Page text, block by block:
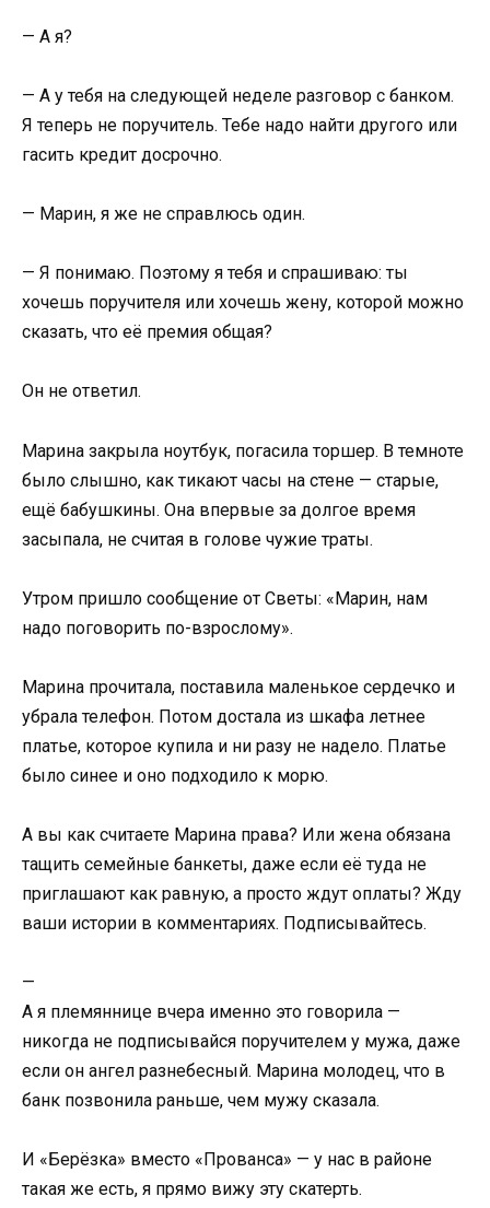
— А я?
— А у тебя на следующей неделе разговор с банком.
Я теперь не поручитель. Тебе надо найти другого или
гасить кредит досрочно.
— Марин, я же не справлюсь один.
— Я понимаю. Поэтому я тебя и спрашиваю: ты
хочешь поручителя или хочешь жену, которой можно
сказать, что её премия общая?
Он не ответил.
Марина закрыла ноутбук, погасила торшер. В темноте
было слышно, как тикают часы на стене — старые,
ещё бабушкины. Она впервые за долгое время
засыпала, не считая в голове чужие траты.
Утром пришло сообщение от Светы: «Марин, нам
надо поговорить по-взрослому».
Марина прочитала, поставила маленькое сердечко и
убрала телефон. Потом достала из шкафа летнее
платье, которое купила и ни разу не надело. Платье
было синее и оно подходило к морю.
А вы как считаете Марина права? Или жена обязана
тащить семейные банкеты, даже если её туда не
приглашают как равную, а просто ждут оплаты? Жду
ваши истории в комментариях. Подписывайтесь.
—
А я племяннице вчера именно это говорила —
никогда не подписывайся поручителем у мужа, даже
если он ангел разнебесный. Марина молодец, что в
банк позвонила раньше, чем мужу сказала.
И «Берёзка» вместо «Прованса» — у нас в районе
такая же есть, я прямо вижу эту скатерть.